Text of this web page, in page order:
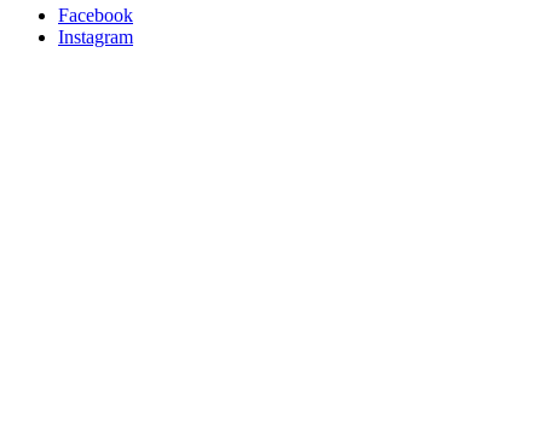
Navigation
Facebook
Instagram